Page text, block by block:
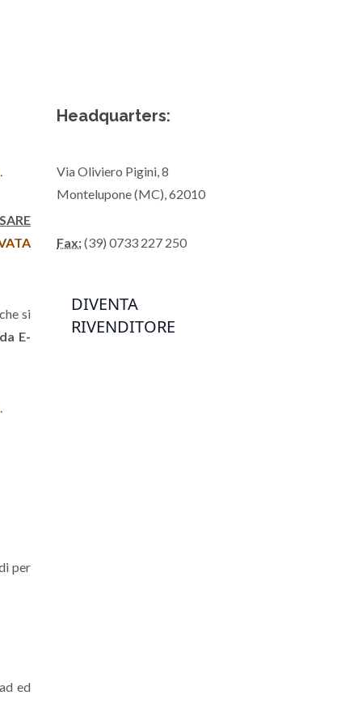
.
si
E-
.
per
ed
Headquarters:
Via Oliviero Pigini, 8
Montelupone (MC), 62010
Fax:(39) 0733 227 250
DIVENTA
RIVENDITORE